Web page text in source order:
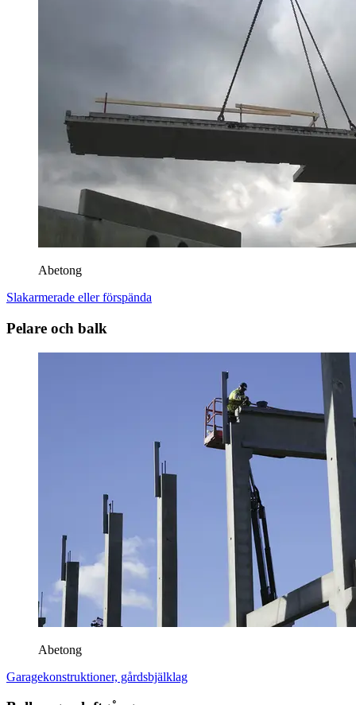
Abetong
Slakarmerade eller förspända
Pelare och balk
Abetong
Garagekonstruktioner, gårdsbjälklag